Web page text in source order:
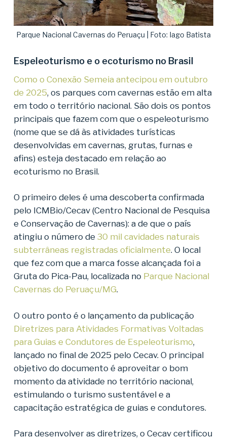
Parque Nacional Cavernas do Peruaçu | Foto: Iago Batista
Espeleoturismo e o ecoturismo no Brasil
Como o Conexão Semeia antecipou em outubro
de 2025, os parques com cavernas estão em alta
em todo o território nacional. São dois os pontos
principais que fazem com que o espeleoturismo
(nome que se dá às atividades turísticas
desenvolvidas em cavernas, grutas, furnas e
afins) esteja destacado em relação ao
ecoturismo no Brasil.
O primeiro deles é uma descoberta confirmada
pelo ICMBio/Cecav (Centro Nacional de Pesquisa
e Conservação de Cavernas): a de que o país
atingiu o número de 30 mil cavidades naturais
subterrâneas registradas oficialmente. O local
que fez com que a marca fosse alcançada foi a
Gruta do Pica-Pau, localizada no Parque Nacional
Cavernas do Peruaçu/MG.
O outro ponto é o lançamento da publicação
Diretrizes para Atividades Formativas Voltadas
para Guias e Condutores de Espeleoturismo,
lançado no final de 2025 pelo Cecav. O principal
objetivo do documento é aproveitar o bom
momento da atividade no território nacional,
estimulando o turismo sustentável e a
capacitação estratégica de guias e condutores.
Para desenvolver as diretrizes, o Cecav certificou